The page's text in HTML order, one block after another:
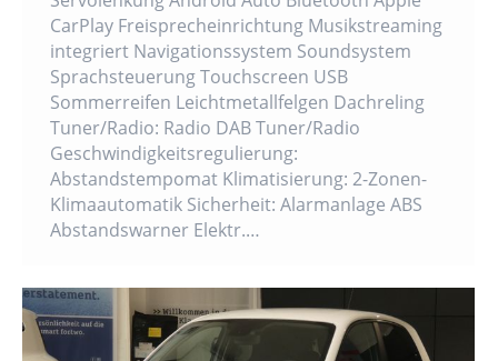
CarPlay Freisprecheinrichtung Musikstreaming
integriert Navigationssystem Soundsystem
Sprachsteuerung Touchscreen USB
Sommerreifen Leichtmetallfelgen Dachreling
Tuner/Radio: Radio DAB Tuner/Radio
Geschwindigkeitsregulierung:
Abstandstempomat Klimatisierung: 2-Zonen-
Klimaautomatik Sicherheit: Alarmanlage ABS
Abstandswarner Elektr.…